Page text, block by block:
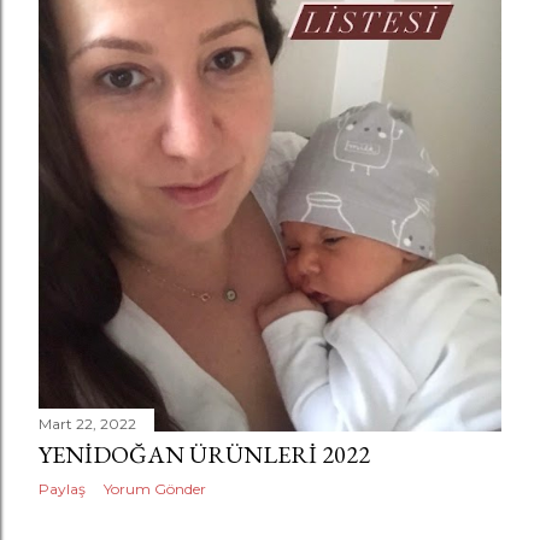
a
Mart 22, 2022
YENIDOĞAN ÜRÜNLERI 2022
Paylaş Yorum Gönder